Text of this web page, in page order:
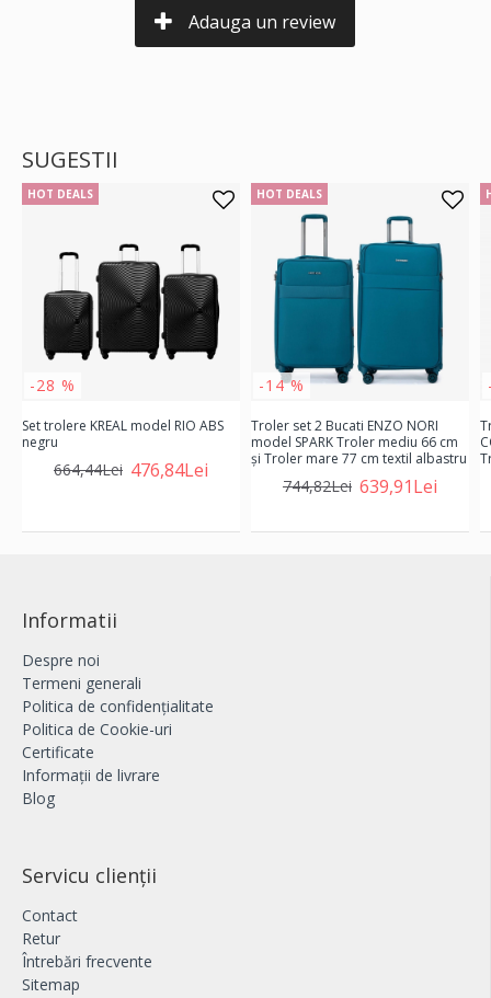
Adauga un review
SUGESTII
HOT DEALS
-28 %
Set trolere KREAL model RIO ABS
negru
476,84Lei
664,44Lei
HOT DEALS
-14 %
Troler set 2 Bucati ENZO NORI
model SPARK Troler mediu 66 cm
şi Troler mare 77 cm textil albastru
639,91Lei
744,82Lei
Informatii
Despre noi
Termeni generali
Politica de confidențialitate
Politica de Cookie-uri
Certificate
Informații de livrare
Blog
Servicu clienții
Contact
Retur
Întrebări frecvente
Sitemap